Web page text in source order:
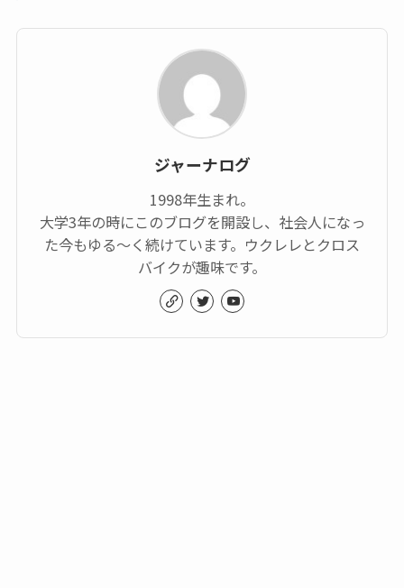
ジャーナログ
1998年生まれ。
大学3年の時にこのブログを開設し、社会人になっ
た今もゆる～く続けています。ウクレレとクロス
バイクが趣味です。